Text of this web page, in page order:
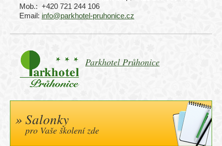
Mob.: +420 721 244 106
Email: info@parkhotel-pruhonice.cz
Parkhotel Průhonice
Salonky
pro Vaše školení zde